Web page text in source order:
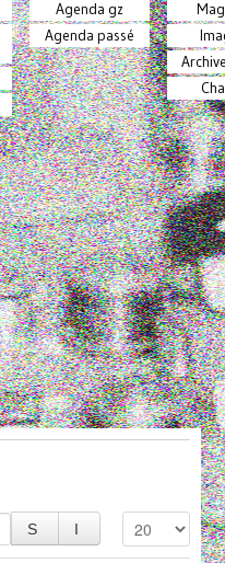
Agenda gz
Agenda passé